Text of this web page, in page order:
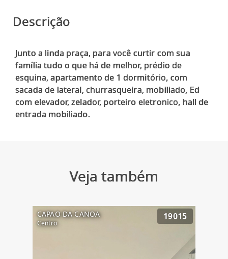
Descrição
Junto a linda praça, para você curtir com sua
família tudo o que há de melhor, prédio de
esquina, apartamento de 1 dormitório, com
sacada de lateral, churrasqueira, mobiliado, Ed
com elevador, zelador, porteiro eletronico, hall de
entrada mobiliado.
Veja também
CAPAO DA CANOA
Centro
19015